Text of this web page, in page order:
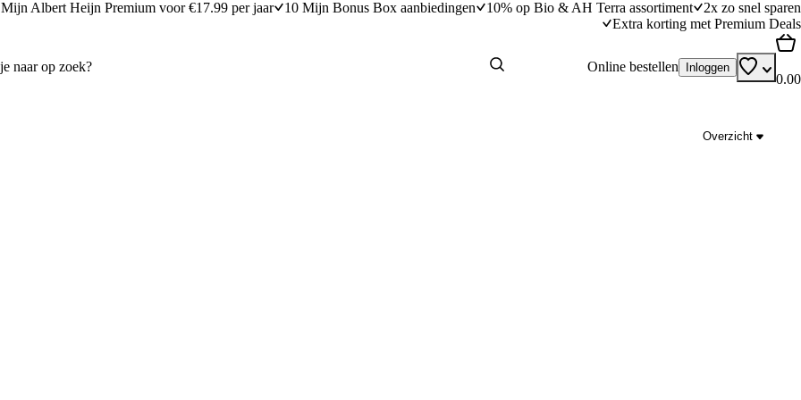
Mijn Albert Heijn Premium voor €17.99 per jaar 10 Mijn Bonus Box aanbiedingen 10% op Bio & AH Terra assortiment
2x zo snel sparen
Extra korting met Premium Deals
Online bestellen Inloggen
0.00
Overzicht